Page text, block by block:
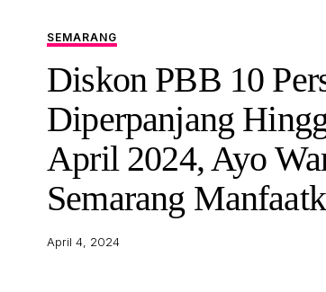
SEMARANG
Diskon PBB 10
Diperpanjang
April 2024, Ayo
Semarang
April 4, 2024